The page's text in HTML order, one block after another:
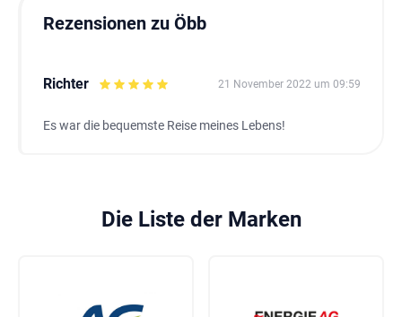
Rezensionen zu Öbb
Richter 21 November 2022 um 09:59
Es war die bequemste Reise meines Lebens!
Die Liste der Marken